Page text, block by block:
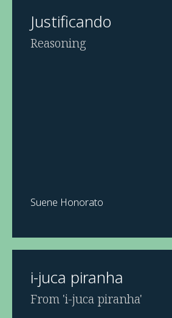
Justificando
Reasoning
Suene Honorato
i-juca piranha
From 'i-juca piranha'